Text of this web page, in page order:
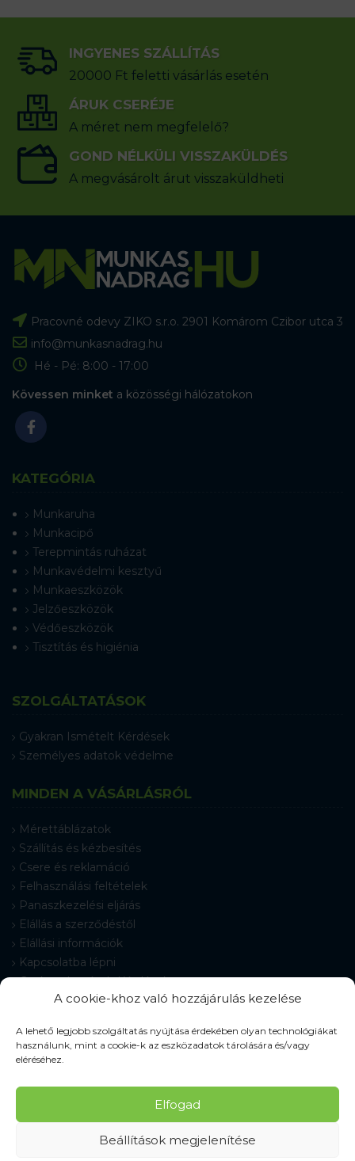
A cookie-khoz való hozzájárulás kezelése
A lehető legjobb szolgáltatás nyújtása érdekében olyan technológiákat
használunk, mint a cookie-k az eszközadatok tárolására és/vagy
eléréséhez.
Elfogad
Beállítások megjelenítése
INGYENES SZÁLLÍTÁS
20000 Ft feletti vásárlás esetén
ÁRUK CSERÉJE
A méret nem megfelelő?
GOND NÉLKÜLI VISSZAKÜLDÉS
A megvásárolt árut visszaküldheti
Pracovné odevy ZIKO s.r.o. 2901 Komárom Czibor utca 3
info@munkasnadrag.hu
Hé - Pé: 8:00 - 17:00
Kövessen minket a közösségi hálózatokon
KATEGÓRIA
Munkaruha
Munkacipő
Terepmintás ruházat
Munkavédelmi kesztyű
Munkaeszközök
Jelzőeszközök
Védőeszközök
Tisztítás és higiénia
SZOLGÁLTATÁSOK
Gyakran Ismételt Kérdések
Személyes adatok védelme
MINDEN A VÁSÁRLÁSRÓL
Mérettáblázatok
Szállítás és kézbesítés
Csere és reklamáció
Felhasználási feltételek
Panaszkezelési eljárás
Elállás a szerződéstől
Elállási információk
Kapcsolatba lépni
Gyakran Ismételt Kérdések
Cookie-beállítások